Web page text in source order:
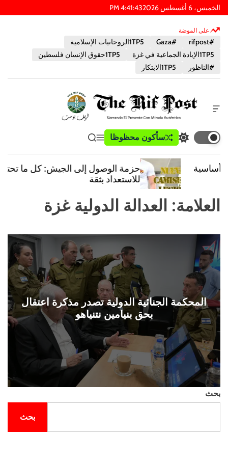
ن
الخميس، 6 أغسطس 2026 4:41:43 رئيس الوزراء
على الموضة
#rifpost
#Gaza
1TP5الروحانيات الإسلامية
1TP5الإبادة الجماعية في غزة
1TP5حقوق الإنسان فلسطين
#الناظور
1TP5الابتكار
أ
ا
ة
خ
ر
ل
ح
ة
ب
ت
ل
ر
ت
ب
ي
ض
ع
ل
ن
سأكون محظوظا
ق
ا
ئ
م
ة
ع
ا
ي
ب
ث
حزمة الوصول إلى الجيش: كل ما تحتاجه
للاستعداد بثقة
العلامة: العدالة الدولية غزة
المحكمة الجنائية الدولية تصدر مذكرة اعتقال
بحق بنيامين نتنياهو
بحث
بحث